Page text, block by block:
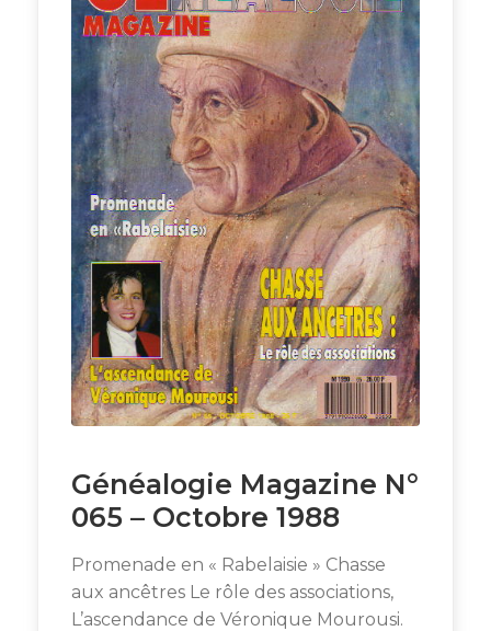
Généalogie Magazine N°
065 – Octobre 1988
Promenade en « Rabelaisie » Chasse
aux ancêtres Le rôle des associations,
L’ascendance de Véronique Mourousi.